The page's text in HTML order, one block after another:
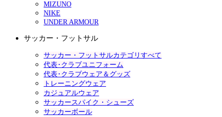
MIZUNO
NIKE
UNDER ARMOUR
サッカー・フットサル
サッカー・フットサルカテゴリすべて
代表･クラブユニフォーム
代表･クラブウェア＆グッズ
トレーニングウェア
カジュアルウェア
サッカースパイク・シューズ
サッカーボール